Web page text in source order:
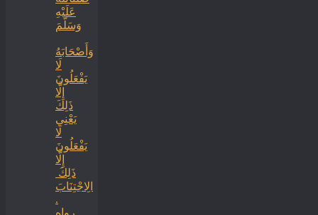
عَلَيْهِ
وَسَلَّمَ
‏وَأَصْحَابَهُ
لَا
يَفْعَلُونَ
إِلَّا
ذَلِكَ
‏‏يَعْنِي
لَا
يَفْعَلُونَ
إِلَّا
ذَلِكَ ‏
‏الِاجْتِنَابَ
.